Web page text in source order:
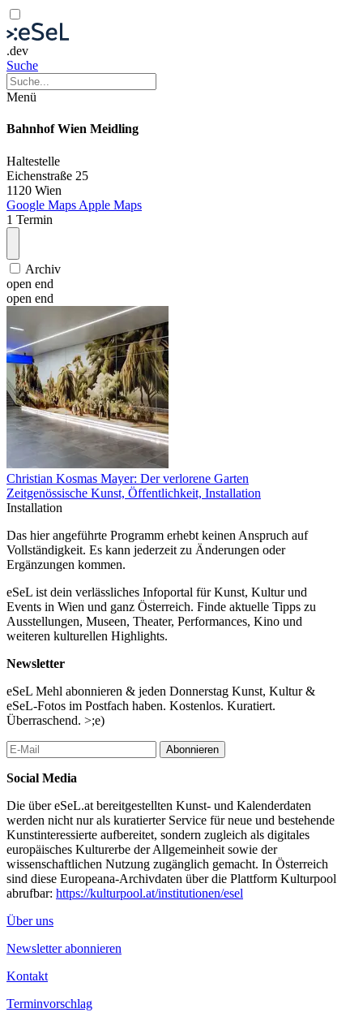
.dev
Suche
Menü
Bahnhof Wien Meidling
Haltestelle
Eichenstraße 25
1120 Wien
Google Maps Apple Maps
1 Termin
Archiv
open end
open end
Christian Kosmas Mayer: Der verlorene Garten
Zeitgenössische Kunst, Öffentlichkeit, Installation
Installation
Das hier angeführte Programm erhebt keinen Anspruch auf
Vollständigkeit. Es kann jederzeit zu Änderungen oder
Ergänzungen kommen.
eSeL ist dein verlässliches Infoportal für Kunst, Kultur und
Events in Wien und ganz Österreich. Finde aktuelle Tipps zu
Ausstellungen, Museen, Theater, Performances, Kino und
weiteren kulturellen Highlights.
Newsletter
eSeL Mehl abonnieren & jeden Donnerstag Kunst, Kultur &
eSeL-Fotos im Postfach haben. Kostenlos. Kuratiert.
Überraschend. >;e)
Abonnieren
Social Media
Die über eSeL.at bereitgestellten Kunst- und Kalenderdaten
werden nicht nur als kuratierter Service für neue und bestehende
Kunstinteressierte aufbereitet, sondern zugleich als digitales
europäisches Kulturerbe der Allgemeinheit sowie der
wissenschaftlichen Nutzung zugänglich gemacht. In Österreich
sind diese Europeana-Archivdaten über die Plattform Kulturpool
abrufbar: https://kulturpool.at/institutionen/esel
Über uns
Newsletter abonnieren
Kontakt
Terminvorschlag